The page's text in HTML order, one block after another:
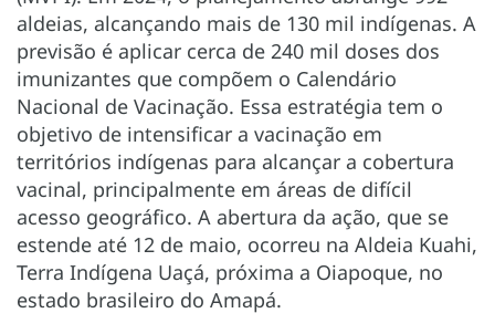
aldeias, alcançando mais de 130 mil indígenas. A
previsão é aplicar cerca de 240 mil doses dos
imunizantes que compõem o Calendário
Nacional de Vacinação. Essa estratégia tem o
objetivo de intensificar a vacinação em
territórios indígenas para alcançar a cobertura
vacinal, principalmente em áreas de difícil
acesso geográfico. A abertura da ação, que se
estende até 12 de maio, ocorreu na Aldeia Kuahi,
Terra Indígena Uaçá, próxima a Oiapoque, no
estado brasileiro do Amapá.